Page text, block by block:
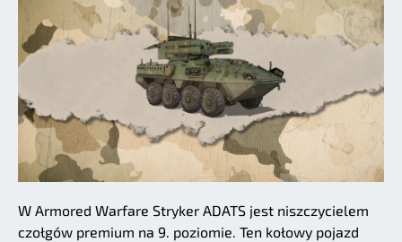
W Armored Warfare Stryker ADATS jest niszczycielem
czołgów premium na 9. poziomie. Ten kołowy pojazd